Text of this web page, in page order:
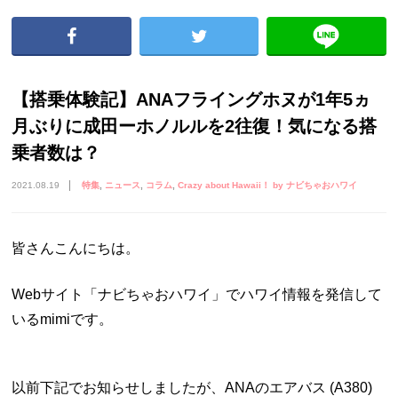
【搭乗体験記】ANAフライングホヌが1年5ヵ
月ぶりに成田ーホノルルを2往復！気になる搭
乗者数は？
2021.08.19 特集 ニュース コラム Crazy about Hawaii！ by ナビちゃおハワイ
皆さんこんにちは。
Webサイト「ナビちゃおハワイ」でハワイ情報を発信して
いるmimiです。
以前下記でお知らせしましたが、ANAのエアバス (A380)